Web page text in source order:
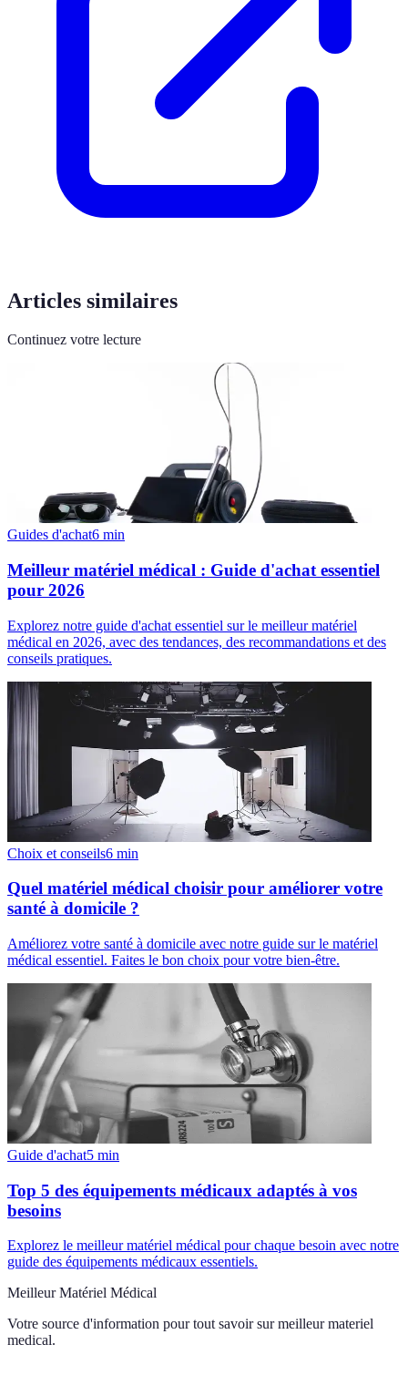
Articles similaires
Continuez votre lecture
Guides d'achat6 min
Meilleur matériel médical : Guide d'achat essentiel
pour 2026
Explorez notre guide d'achat essentiel sur le meilleur matériel
médical en 2026, avec des tendances, des recommandations et des
conseils pratiques.
Choix et conseils6 min
Quel matériel médical choisir pour améliorer votre
santé à domicile ?
Améliorez votre santé à domicile avec notre guide sur le matériel
médical essentiel. Faites le bon choix pour votre bien-être.
Guide d'achat5 min
Top 5 des équipements médicaux adaptés à vos
besoins
Explorez le meilleur matériel médical pour chaque besoin avec notre
guide des équipements médicaux essentiels.
Meilleur Matériel Médical
Votre source d'information pour tout savoir sur meilleur materiel
medical.